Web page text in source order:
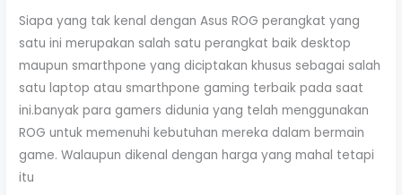
Siapa yang tak kenal dengan Asus ROG perangkat yang
satu ini merupakan salah satu perangkat baik desktop
maupun smarthpone yang diciptakan khusus sebagai salah
satu laptop atau smarthpone gaming terbaik pada saat
ini.banyak para gamers didunia yang telah menggunakan
ROG untuk memenuhi kebutuhan mereka dalam bermain
game. Walaupun dikenal dengan harga yang mahal tetapi
itu